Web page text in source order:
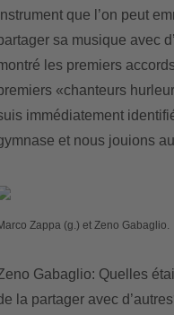
que l’on peut
sa musique avec
les premiers
«chanteurs
immédiatement
et nous jouions
Zappa (g.) et Zeno Gabaglio.
Gabaglio: Quelles
la partager avec